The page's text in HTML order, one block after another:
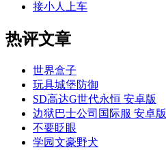
接小人上车
热评文章
世界盒子
玩具城堡防御
SD高达G世代永恒 安卓版
边狱巴士公司国际服 安卓版
不要眨眼
学园文豪野犬